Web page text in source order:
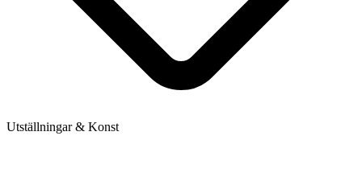
Utställningar & Konst